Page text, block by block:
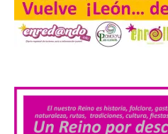
Laciana comienza su
del 12 de agosto
7 Ago 2026